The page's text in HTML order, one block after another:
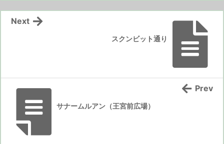
スクンビット通り
Next
サナームルアン（王宮前広場）
Prev